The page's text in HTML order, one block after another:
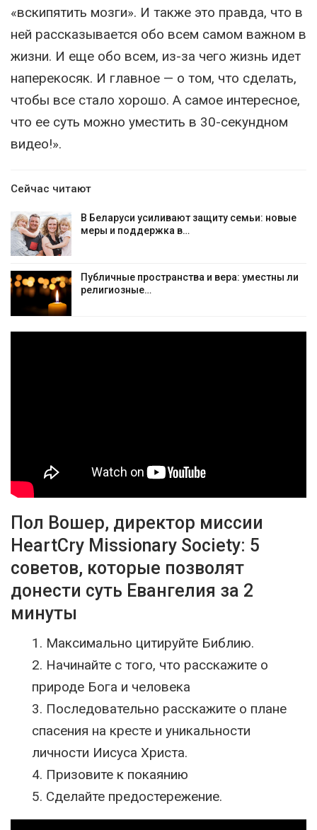
«вскипятить мозги». И также это правда, что в
ней рассказывается обо всем самом важном в
жизни. И еще обо всем, из-за чего жизнь идет
наперекосяк. И главное — о том, что сделать,
чтобы все стало хорошо. А самое интересное,
что ее суть можно уместить в 30-секундном
видео!».
Сейчас читают
В Беларуси усиливают защиту семьи: новые
меры и поддержка в…
Публичные пространства и вера: уместны ли
религиозные…
Пол Вошер, директор миссии
HeartCry Missionary Society: 5
советов, которые позволят
донести суть Евангелия за 2
минуты
1. Максимально цитируйте Библию.
2. Начинайте с того, что расскажите о
природе Бога и человека
3. Последовательно расскажите о плане
спасения на кресте и уникальности
личности Иисуса Христа.
4. Призовите к покаянию
5. Сделайте предостережение.